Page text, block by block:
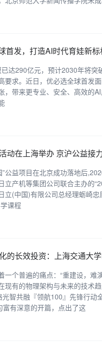
首发，打造AI时代育娃新标
达290亿元，预计2030年将
要求。近日，优必选全球首发
，带来更专业、安全、高效的
动在上海举办 京沪公益
公益项目在北京成功落地后
立产机等集团公司联合主办的
立(中国)有限公司总经理蛎崎
课程
的长效投资：上海交通大
一个普遍的痛点：“重建设，
现有的物理架构与未来的技术
智共融『领航100』先锋行
富有深意的开篇，点出了这